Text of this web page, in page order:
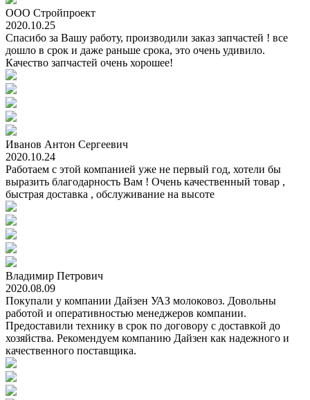
ООО Стройпроект
2020.10.25
Спасибо за Вашу работу, производили заказ запчастей ! все
дошло в срок и даже раньше срока, это очень удивило.
Качество запчастей очень хорошее!
Иванов Антон Сергеевич
2020.10.24
Работаем с этой компанией уже не первый год, хотели бы
выразить благодарность Вам ! Очень качественный товар ,
быстрая доставка , обслуживание на высоте
Владимир Петрович
2020.08.09
Покупали у компании Дайзен УАЗ молоковоз. Довольны
работой и оперативностью менеджеров компании.
Предоставили технику в срок по договору с доставкой до
хозяйства. Рекомендуем компанию Дайзен как надежного и
качественного поставщика.